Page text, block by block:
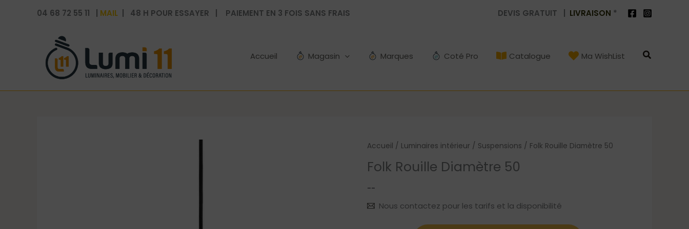
04 68 72 55 11 | MAIL | 48 H POUR ESSAYER | PAIEMENT EN 3 FOIS SANS FRAIS DEVIS GRATUIT | LIVRAISON *
Accueil Magasin Marques Coté Pro Catalogue Ma WishList
Accueil / Luminaires intérieur / Suspensions / Folk Rouille Diamètre 50
Folk Rouille Diamètre 50
--
Nous contactez pour les tarifs et la disponibilité